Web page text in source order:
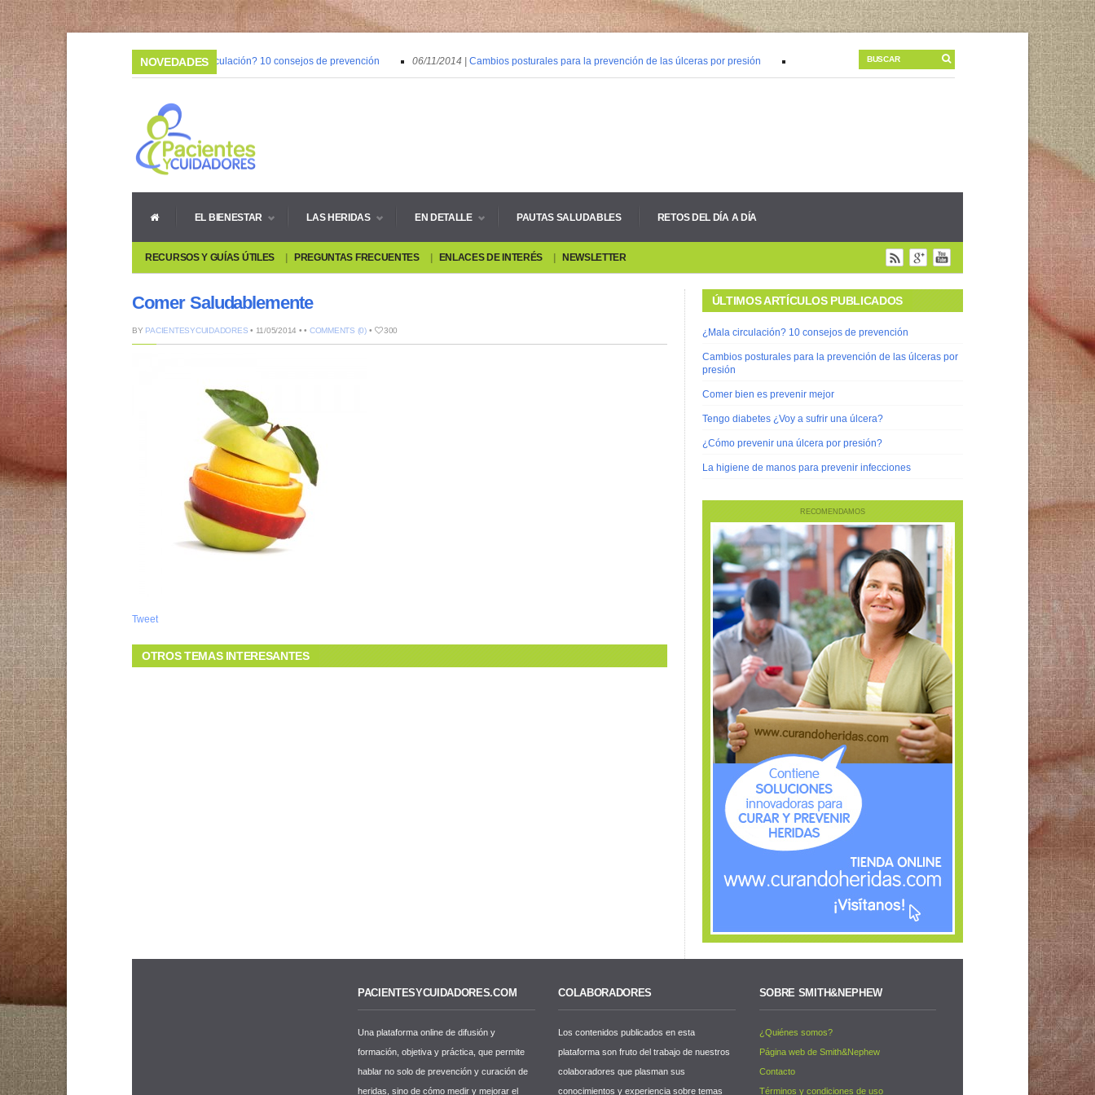
NOVEDADES
03/02/2015 |¿Mala circulación? 10 consejos de prevención 06/11/2014 |Cambios posturales para la prevención de las úlceras por presión 30/09/2014 | Comer bien es prevenir mejor 30/09/2014 |Tengo
08/05/2014 |Vivir con heridas crónicas
EL BIENESTAR LAS HERIDAS EN DETALLE PAUTAS SALUDABLES RETOS DEL DÍA A DÍA
RECURSOS Y GUÍAS ÚTILES PREGUNTAS FRECUENTES ENLACES DE INTERÉS NEWSLETTER
Comer Saludablemente
BY PACIENTESYCUIDADORES • 11/05/2014 • • COMMENTS (0)• 300
Tweet
OTROS TEMAS INTERESANTES
ÚLTIMOS ARTÍCULOS PUBLICADOS
¿Mala circulación? 10 consejos de prevención
Cambios posturales para la prevención de las úlceras por
presión
Comer bien es prevenir mejor
Tengo diabetes ¿Voy a sufrir una úlcera?
¿Cómo prevenir una úlcera por presión?
La higiene de manos para prevenir infecciones
RECOMENDAMOS
PACIENTESYCUIDADORES.COM
Una plataforma online de difusión y
formación, objetiva y práctica, que permite
hablar no solo de prevención y curación de
heridas, sino de cómo medir y mejorar el
COLABORADORES
Los contenidos publicados en esta
plataforma son fruto del trabajo de nuestros
colaboradores que plasman sus
conocimientos y experiencia sobre temas
SOBRE SMITH&NEPHEW
¿Quiénes somos?
Página web de Smith&Nephew
Contacto
Términos y condiciones de uso